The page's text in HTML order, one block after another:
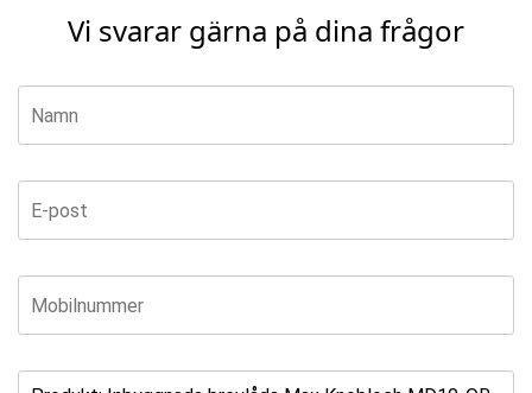
Vi svarar gärna på dina frågor